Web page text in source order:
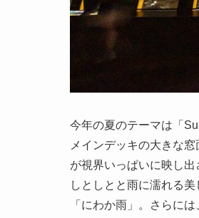
今年の夏のテーマは「
メインデッキの大きな
が視界いっぱいに映し出
しとしとと雨に濡れる
「にわか雨」。さらに